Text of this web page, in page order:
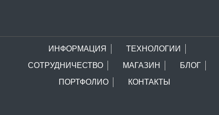
ИНФОРМАЦИЯ
ТЕХНОЛОГИИ
СОТРУДНИЧЕСТВО
МАГАЗИН
БЛОГ
ПОРТФОЛИО
КОНТАКТЫ